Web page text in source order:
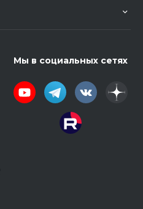
Мы в социальных сетях